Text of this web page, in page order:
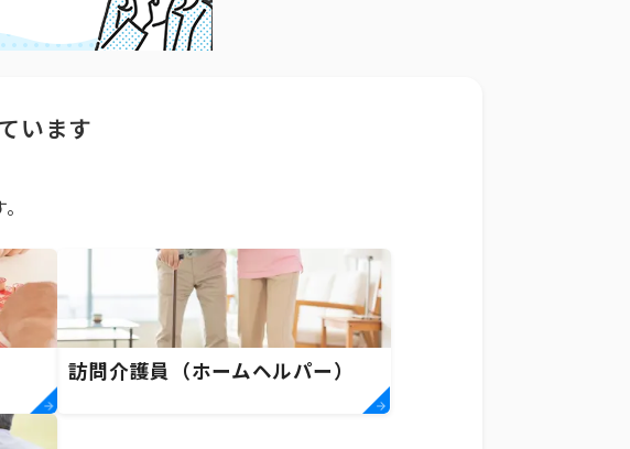
います
訪問介護員（ホームヘルパー）